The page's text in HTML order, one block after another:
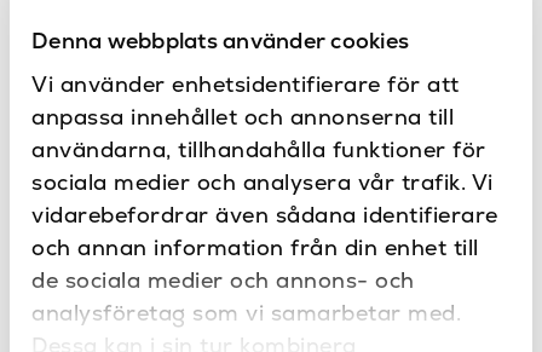
Denna webbplats använder cookies
Vi använder enhetsidentifierare för att
anpassa innehållet och annonserna till
användarna, tillhandahålla funktioner för
sociala medier och analysera vår trafik. Vi
vidarebefordrar även sådana identifierare
och annan information från din enhet till
de sociala medier och annons- och
analysföretag som vi samarbetar med.
Dessa kan i sin tur kombinera
Piputsprång 120 mm
Placering Bänk
Produkttyp Tvättställsblandare
Serie Garda
Varumärke LH
Produkter
från LH